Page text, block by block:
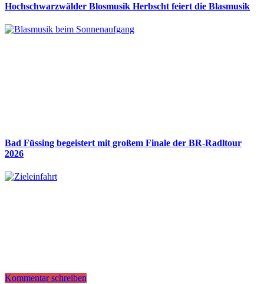
Hochschwarzwälder Blosmusik Herbscht feiert die Blasmusik
Bad Füssing begeistert mit großem Finale der BR-Radltour
2026
Kommentar schreiben